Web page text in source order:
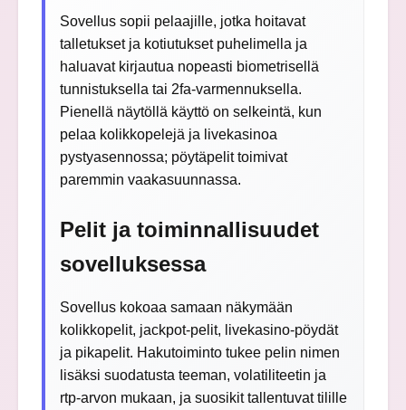
Sovellus sopii pelaajille, jotka hoitavat
talletukset ja kotiutukset puhelimella ja
haluavat kirjautua nopeasti biometrisellä
tunnistuksella tai 2fa-varmennuksella.
Pienellä näytöllä käyttö on selkeintä, kun
pelaa kolikkopelejä ja livekasinoa
pystyasennossa; pöytäpelit toimivat
paremmin vaakasuunnassa.
Pelit ja toiminnallisuudet
sovelluksessa
Sovellus kokoaa samaan näkymään
kolikkopelit, jackpot-pelit, livekasino-pöydät
ja pikapelit. Hakutoiminto tukee pelin nimen
lisäksi suodatusta teeman, volatiliteetin ja
rtp-arvon mukaan, ja suosikit tallentuvat tilille